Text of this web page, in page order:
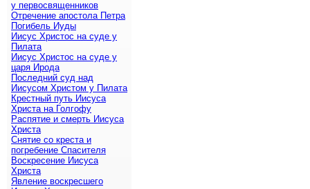
у первосвященников
Отречение апостола Петра
Погибель Иуды
Иисус Христос на суде у
Пилата
Иисус Христос на суде у
царя Ирода
Последний суд над
Иисусом Христом у Пилата
Крестный путь Иисуса
Христа на Голгофу
Распятие и смерть Иисуса
Христа
Снятие со креста и
погребение Спасителя
Воскресение Иисуса
Христа
Явление воскресшего